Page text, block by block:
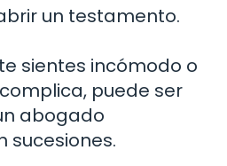
un testamento.
sientes incómodo o
puede ser
abogado
sucesiones.